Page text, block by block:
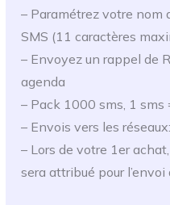
– Paramétrez votre nom
SMS (11 caractères
– Envoyez un rappel de
agenda
– Pack 1000 sms, 1 sms
– Envois vers les
– Lors de votre 1er
sera attribué pour